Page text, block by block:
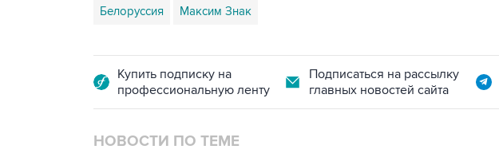
Белоруссия Максим Знак
Купить подписку на
профессиональную ленту
Подписаться на рассылку
главных новостей сайта
НОВОСТИ ПО ТЕМЕ